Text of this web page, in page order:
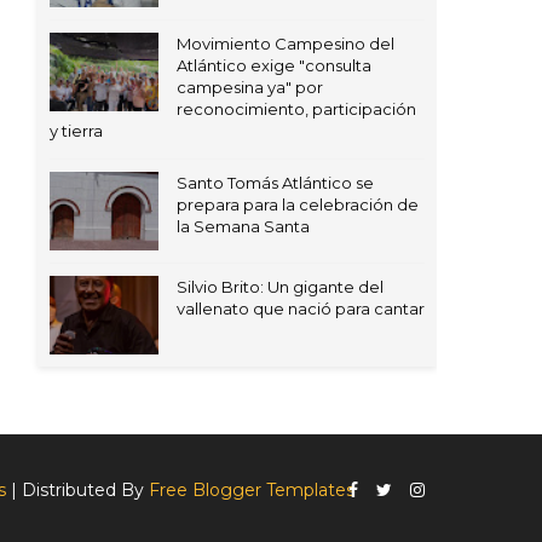
Movimiento Campesino del
Atlántico exige "consulta
campesina ya" por
reconocimiento, participación
y tierra
Santo Tomás Atlántico se
prepara para la celebración de
la Semana Santa
Silvio Brito: Un gigante del
vallenato que nació para cantar
| Distributed By Free Blogger Templates